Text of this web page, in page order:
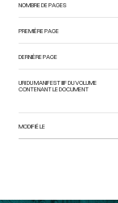
NOMBRE DE PAGES
PREMIÈRE PAGE
DERNIÈRE PAGE
URI DU MANIFEST IIIF DU VOLUME
CONTENANT LE DOCUMENT
MODIFIÉ LE